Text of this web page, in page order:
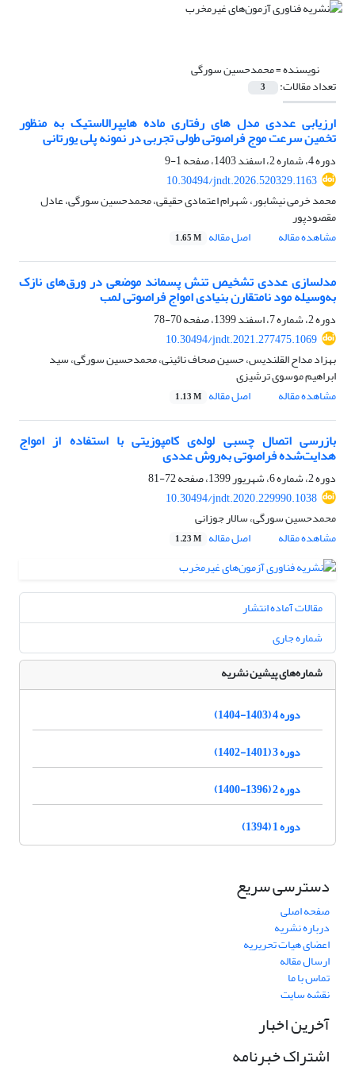
نویسنده =محمدحسین سورگی
تعداد مقالات: 3
ارزیابی عددی مدل های رفتاری ماده هایپرالاستیک به منظور
تخمین سرعت موج فراصوتی طولی تجربی در نمونه پلی یورتانی
دوره 4، شماره 2، اسفند 1403، صفحه
1-9
10.30494/jndt.2026.520329.1163
محمد خرمی نیشابور، شهرام اعتمادی حقیقی، محمدحسین سورگی، عادل
مقصودپور
مشاهده مقاله
اصل مقاله 1.65 M
مدلسازی عددی تشخیص تنش پسماند موضعی در ورق‌های نازک
به‌وسیله مود نامتقارن بنیادی امواج فراصوتی لمب
دوره 2، شماره 7، اسفند 1399، صفحه
70-78
10.30494/jndt.2021.277475.1069
بهزاد مداح القلندیس، حسین صحاف نائینی، محمدحسین سورگی، سید
ابراهیم موسوی ترشیزی
مشاهده مقاله
اصل مقاله 1.13 M
بازرسی اتصال چسبی لوله‌ی کامپوزیتی با استفاده از امواج
هدایت‌شده فراصوتی به‌روش عددی
دوره 2، شماره 6، شهریور 1399، صفحه
72-81
10.30494/jndt.2020.229990.1038
محمدحسین سورگی، سالار جوزانی
مشاهده مقاله
اصل مقاله 1.23 M
مقالات آماده انتشار
شماره جاری
شماره‌های پیشین نشریه
دوره 4 (1403-1404)
دوره 3 (1401-1402)
دوره 2 (1396-1400)
دوره 1 (1394)
دسترسی سریع
صفحه اصلی
درباره نشریه
اعضای هیات تحریریه
ارسال مقاله
تماس با ما
نقشه سایت
آخرین اخبار
اشتراک خبرنامه